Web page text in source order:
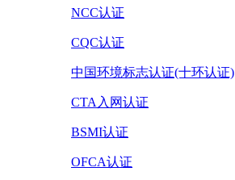
NCC认证
CQC认证
中国环境标志认证(十环认证)
CTA入网认证
BSMI认证
OFCA认证